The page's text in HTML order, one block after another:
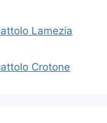
Lamezia
Crotone